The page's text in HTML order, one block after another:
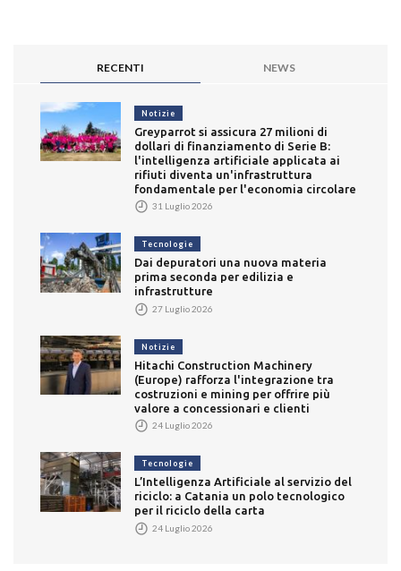
RECENTI NEWS
Notizie
Greyparrot si assicura 27 milioni di
dollari di finanziamento di Serie B:
l'intelligenza artificiale applicata ai
rifiuti diventa un'infrastruttura
fondamentale per l'economia circolare
31 Luglio 2026
Tecnologie
Dai depuratori una nuova materia
prima seconda per edilizia e
infrastrutture
27 Luglio 2026
Notizie
Hitachi Construction Machinery
(Europe) rafforza l'integrazione tra
costruzioni e mining per offrire più
valore a concessionari e clienti
24 Luglio 2026
Tecnologie
L’Intelligenza Artificiale al servizio del
riciclo: a Catania un polo tecnologico
per il riciclo della carta
24 Luglio 2026